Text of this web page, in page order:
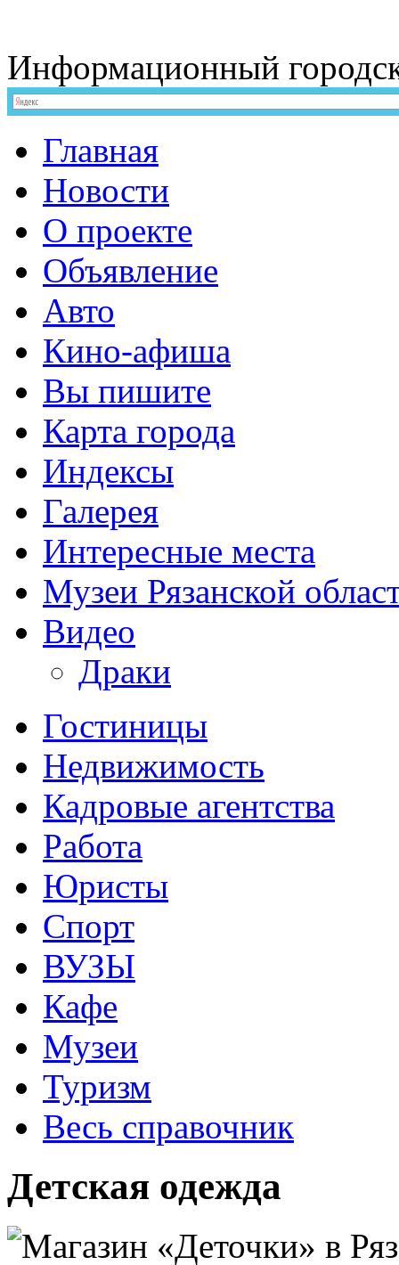
Информационный
Главная
Новости
О проекте
Объявление
Авто
Кино-афиша
Вы пишите
Карта города
Индексы
Галерея
Интересные места
Музеи Рязанской
Видео
Драки
Гостиницы
Недвижимость
Кадровые агентства
Работа
Юристы
Спорт
ВУЗЫ
Кафе
Музеи
Туризм
Весь справочник
Детская одежда